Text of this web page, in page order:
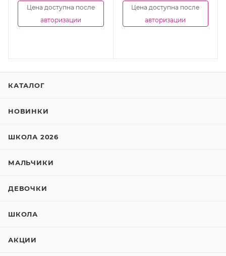
Цена доступна после
авторизации
Цена доступна после
авторизации
КАТАЛОГ
НОВИНКИ
ШКОЛА 2026
МАЛЬЧИКИ
ДЕВОЧКИ
ШКОЛА
АКЦИИ